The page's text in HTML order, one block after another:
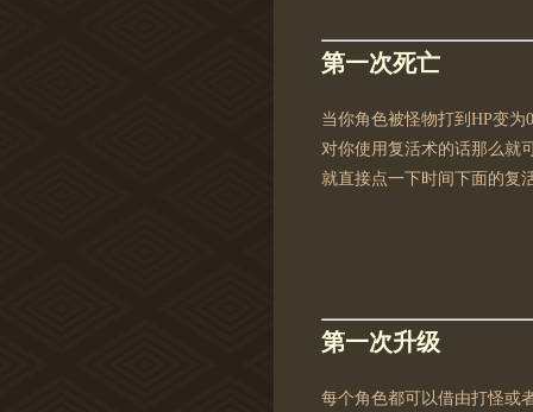
第一次死亡
当你角色被怪物打到HP变
对你使用复活术的话那么就
就直接点一下时间下面的复
第一次升级
每个角色都可以借由打怪或